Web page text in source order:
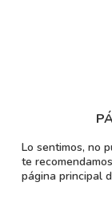
Lo sentimos, no
te
página principal